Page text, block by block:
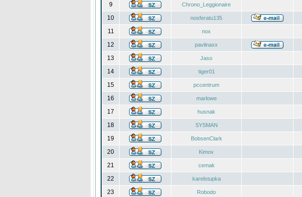
9
Chrono_Leggionaire
10
nosferatu135
11
nox
12
pavlinaxx
13
Jaso
14
tiger01
15
pccentrum
16
marlowe
17
husnak
18
SYSMAN
19
BobsenClark
20
Kimov
21
cemak
22
karelstupka
23
Robodo